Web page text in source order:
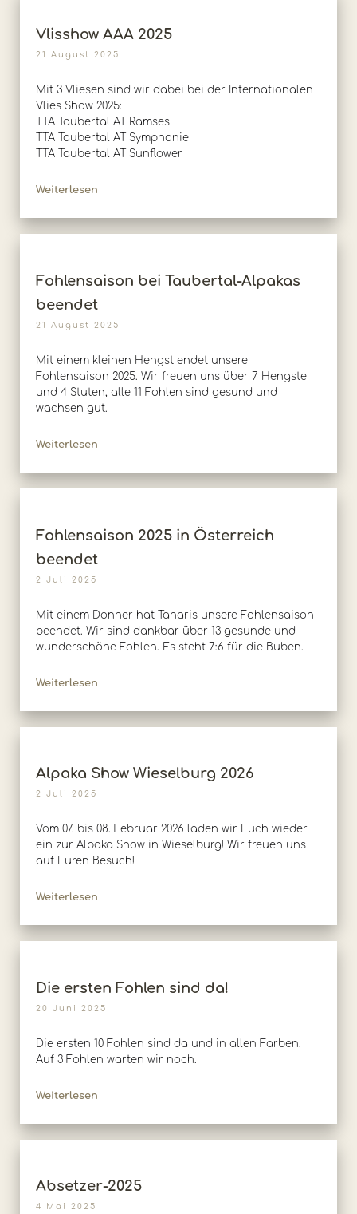
Vlisshow AAA 2025
21 August 2025
Mit 3 Vliesen sind wir dabei bei der Internationalen
Vlies Show 2025:
TTA Taubertal AT Ramses
TTA Taubertal AT Symphonie
TTA Taubertal AT Sunflower
Weiterlesen
Fohlensaison bei Taubertal-Alpakas
beendet
21 August 2025
Mit einem kleinen Hengst endet unsere
Fohlensaison 2025. Wir freuen uns über 7 Hengste
und 4 Stuten, alle 11 Fohlen sind gesund und
wachsen gut.
Weiterlesen
Fohlensaison 2025 in Österreich
beendet
2 Juli 2025
Mit einem Donner hat Tanaris unsere Fohlensaison
beendet. Wir sind dankbar über 13 gesunde und
wunderschöne Fohlen. Es steht 7:6 für die Buben.
Weiterlesen
Alpaka Show Wieselburg 2026
2 Juli 2025
Vom 07. bis 08. Februar 2026 laden wir Euch wieder
ein zur Alpaka Show in Wieselburg! Wir freuen uns
auf Euren Besuch!
Weiterlesen
Die ersten Fohlen sind da!
20 Juni 2025
Die ersten 10 Fohlen sind da und in allen Farben.
Auf 3 Fohlen warten wir noch.
Weiterlesen
Absetzer-2025
4 Mai 2025